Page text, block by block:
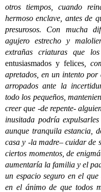
otros tiempos, cuando
hermoso enclave, antes de
presurosos. Con mucha
agujero estrecho y
extrañas criaturas que
entusiasmados y felices
apretados, en un intento
arropados ante la
todo los pequeños,
creer que -de repente-
inusitada podría
aunque tranquila estancia,
casa y -la madre– cuidar de
ciertos momentos, de
aumentaría la familia y el
un espacio seguro en el
en el ánimo de que todos